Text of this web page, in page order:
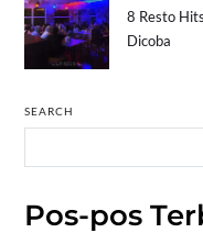
8 Resto
Dicoba
SEARCH
Pos-pos